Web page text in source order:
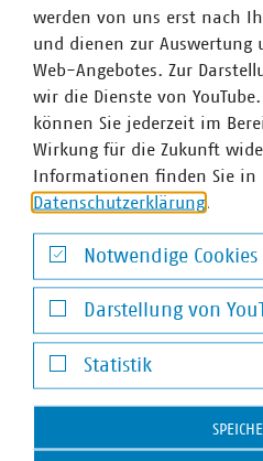
Personenzahl und einem
Gemeinschaftsduschen plus
Luftaustauschraten möglich.
In Berlin-Brandenburg sind
im VKU organisiert. Die VKU-
Berlin-Brandenburg leisten
Höhe von über 860 Millionen
Umsatz von über 4,7
Arbeitgeber für mehr als
Ansprechpartner
werden von uns erst nach
und dienen zur Auswertung
Web-Angebotes. Zur
wir die Dienste von
können Sie jederzeit im
Wirkung für die Zukunft
Informationen finden Sie in
Datenschutzerklärung
Notwendige Cookies
Notwendige Cookies
Darstellung von
Darstellung von
Statistik
Statistik